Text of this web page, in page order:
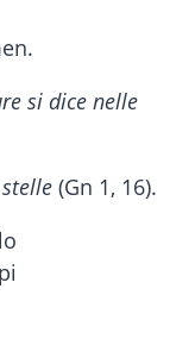
si dice nelle
(Gn 1, 16).